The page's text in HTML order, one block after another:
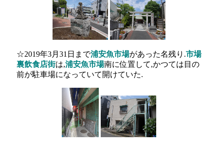
☆2019年3月31日まで浦安魚市場があった名残り.市場
裏飲食店街は,浦安魚市場南に位置して,かつては目の
前が駐車場になっていて開けていた.